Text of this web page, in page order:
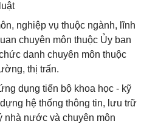
nghiệp vụ thuộc ngành, lĩnh
chuyên môn thuộc Ủy ban
danh chuyên môn thuộc
thị trấn.
dụng tiến bộ khoa học - kỹ
hệ thống thông tin, lưu trữ
nhà nước và chuyên môn